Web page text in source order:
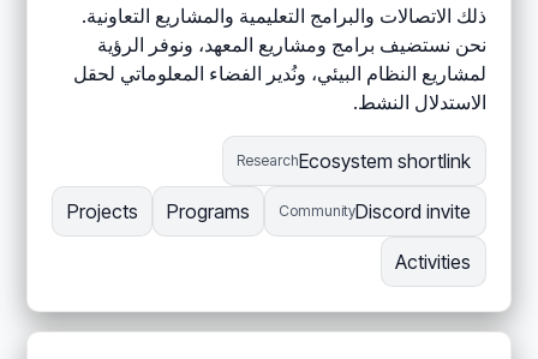
ذلك الاتصالات والبرامج التعليمية والمشاريع التعاونية.
نحن نستضيف برامج ومشاريع المعهد، ونوفر الرؤية
لمشاريع النظام البيئي، ونُدير الفضاء المعلوماتي لحقل
الاستدلال النشط.
Ecosystem shortlink
Research
Discord invite
Community
Programs
Projects
Activities